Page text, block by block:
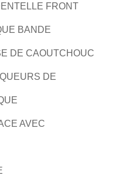
FRONT
BANDE
DE CAOUTCHOUC
DE
AVEC